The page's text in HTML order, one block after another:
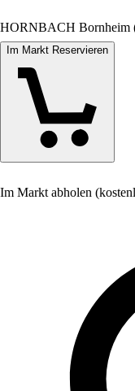
HORNBACH Bornheim
Im Markt Reservieren
Im Markt abholen